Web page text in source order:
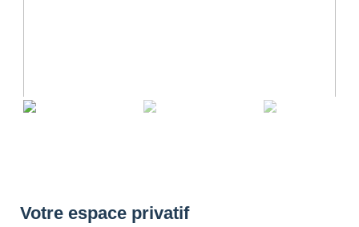
Votre espace privatif